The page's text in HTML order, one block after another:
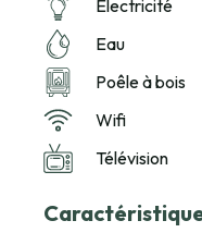
Électricité
Eau
Poêle à bois
Wifi
Télévision